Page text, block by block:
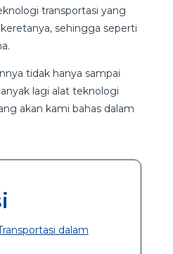
transportasi yang
sehingga seperti
tidak hanya sampai
lagi alat teknologi
akan kami bahas dalam
dalam